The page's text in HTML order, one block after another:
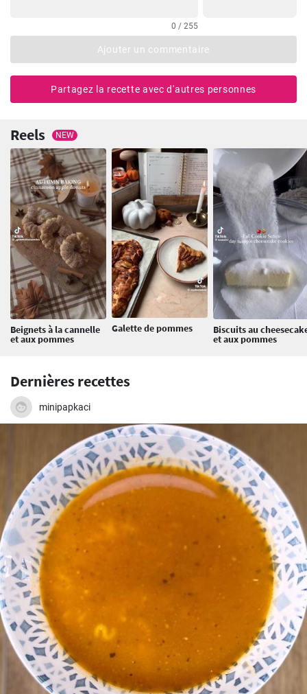
0 / 255
Ajouter un commentaire
Partagez la recette avec d'autres personnes
Reels NEW
Beignets à la cannelle
et aux pommes
Galette de pommes Biscuits au
et aux pommes
Dernières recettes
minipapkaci